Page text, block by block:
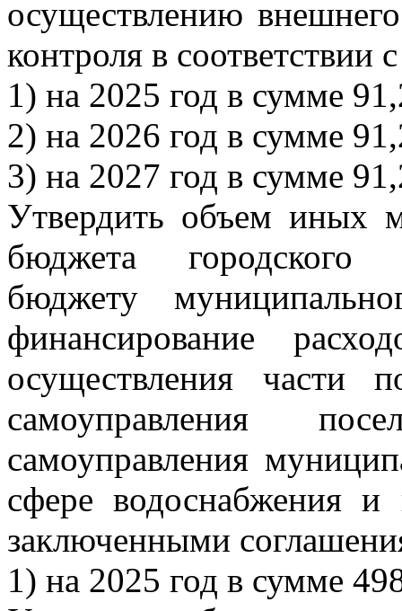
осуществлению
контроля в
1) на 2025 год в сумме
2) на 2026 год в сумме
3) на 2027 год в сумме
Утвердить объем иных
бюджета городского
бюджету
финансирование
осуществления части
самоуправления
самоуправления
сфере водоснабжения и
заключенными
1) на 2025 год в сумме